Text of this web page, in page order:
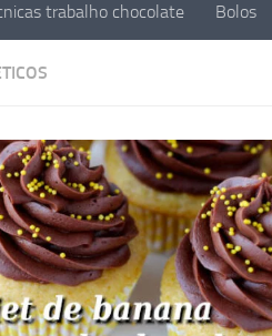
trabalho chocolate Bolos